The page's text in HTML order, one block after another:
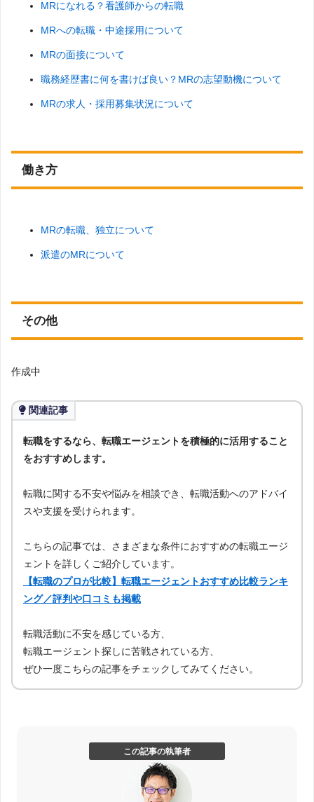
MRになれる？看護師からの転職
MRへの転職・中途採用について
MRの面接について
職務経歴書に何を書けば良い？MRの志望動機について
MRの求人・採用募集状況について
働き方
MRの転職、独立について
派遣のMRについて
その他
作成中
関連記事
転職をするなら、転職エージェントを積極的に活用すること
をおすすめします。
転職に関する不安や悩みを相談でき、転職活動へのアドバイ
スや支援を受けられます。
こちらの記事では、さまざまな条件におすすめの転職エージ
ェントを詳しくご紹介しています。
【転職のプロが比較】転職エージェントおすすめ比較ランキ
ング／評判や口コミも掲載
転職活動に不安を感じている方、
転職エージェント探しに苦戦されている方、
ぜひ一度こちらの記事をチェックしてみてください。
この記事の執筆者